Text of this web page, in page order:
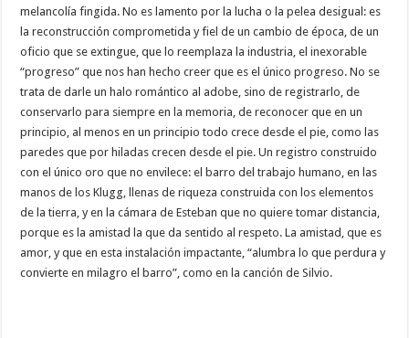
melancolía fingida. No es lamento por la lucha o la pelea desigual: es
la reconstrucción comprometida y fiel de un cambio de época, de un
oficio que se extingue, que lo reemplaza la industria, el inexorable
“progreso” que nos han hecho creer que es el único progreso. No se
trata de darle un halo romántico al adobe, sino de registrarlo, de
conservarlo para siempre en la memoria, de reconocer que en un
principio, al menos en un principio todo crece desde el pie, como las
paredes que por hiladas crecen desde el pie. Un registro construido
con el único oro que no envilece: el barro del trabajo humano, en las
manos de los Klugg, llenas de riqueza construida con los elementos
de la tierra, y en la cámara de Esteban que no quiere tomar distancia,
porque es la amistad la que da sentido al respeto. La amistad, que es
amor, y que en esta instalación impactante, “alumbra lo que perdura y
convierte en milagro el barro”, como en la canción de Silvio.